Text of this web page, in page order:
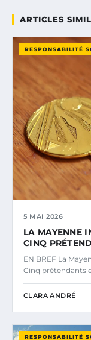
ARTICLES
RESPONSABILITÉ
5 MAI 2026
LA MAYENNE
CINQ
EN BREF La
Cinq prétendants
CLARA ANDRÉ
RESPONSABILITÉ